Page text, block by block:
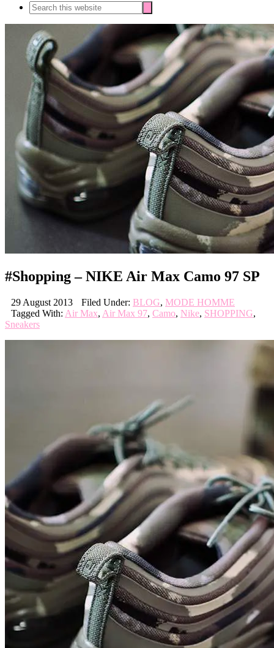
Search
this
website
#Shopping – NIKE Air Max Camo 97 SP
29 August 2013 Filed Under: BLOG, MODE HOMME
Tagged With: Air Max, Air Max 97, Camo, Nike, SHOPPING,
Sneakers